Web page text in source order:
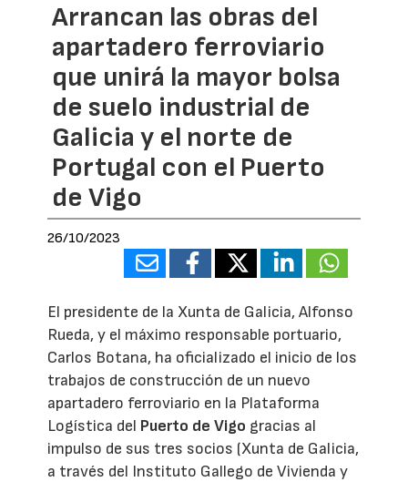
Arrancan las obras del
apartadero ferroviario
que unirá la mayor bolsa
de suelo industrial de
Galicia y el norte de
Portugal con el Puerto
de Vigo
26/10/2023
El presidente de la Xunta de Galicia, Alfonso
Rueda, y el máximo responsable portuario,
Carlos Botana, ha oficializado el inicio de los
trabajos de construcción de un nuevo
apartadero ferroviario en la Plataforma
Logística del Puerto de Vigo gracias al
impulso de sus tres socios (Xunta de Galicia,
a través del Instituto Gallego de Vivienda y